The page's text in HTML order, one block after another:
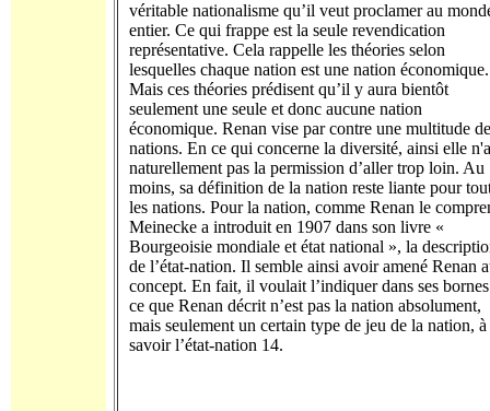
véritable nationalisme qu’il veut proclamer au
entier. Ce qui frappe est la seule revendication
représentative. Cela rappelle les théories selon
lesquelles chaque nation est une nation économique.
Mais ces théories prédisent qu’il y aura bientôt
seulement une seule et donc aucune nation
économique. Renan vise par contre une multitude de
nations. En ce qui concerne la diversité, ainsi elle n'a
naturellement pas la permission d’aller trop loin. Au
moins, sa définition de la nation reste liante pour
les nations. Pour la nation, comme Renan le
Meinecke a introduit en 1907 dans son livre «
Bourgeoisie mondiale et état national », la
de l’état-nation. Il semble ainsi avoir amené Renan
concept. En fait, il voulait l’indiquer dans ses
ce que Renan décrit n’est pas la nation absolument,
mais seulement un certain type de jeu de la nation, à
savoir l’état-nation 14.